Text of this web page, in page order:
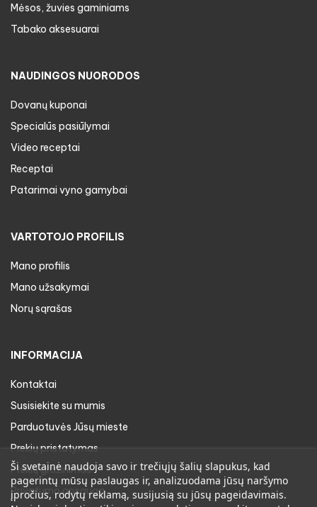
Mėsos, žuvies gaminiams
Tabako aksesuarai
NAUDINGOS NUORODOS
Dovanų kuponai
Specialūs pasiūlymai
Video receptai
Receptai
Patarimai vyno gamybai
VARTOTOJO PROFILIS
Mano profilis
Mano užsakymai
Norų sąrašas
INFORMACIJA
Kontaktai
Susisiekite su mumis
Parduotuvės Jūsų mieste
Prekių pristatymas
Prekių gražinimas
Privatumo apsauga
Ši svetainė naudoja savo ir trečiųjų šalių slapukus, kad
pagerintų mūsų paslaugas ir, analizuodama jūsų naršymo
įpročius, rodytų reklamą, susijusią su jūsų pageidavimais.